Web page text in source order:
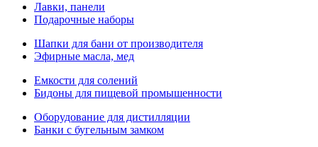
Лавки, панели
Подарочные наборы
Шапки для бани от производителя
Эфирные масла, мед
Емкости для солений
Бидоны для пищевой промышенности
Оборудование для дистилляции
Банки с бугельным замком